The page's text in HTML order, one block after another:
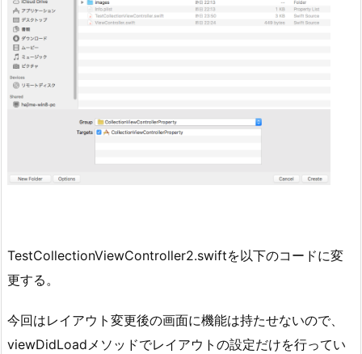
TestCollectionViewController2.swiftを以下のコードに変
更する。
今回はレイアウト変更後の画面に機能は持たせないので、
viewDidLoadメソッドでレイアウトの設定だけを行ってい